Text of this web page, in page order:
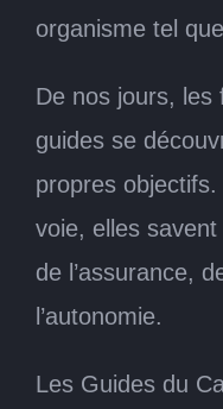
organisme tel
De nos jours, les
guides se
propres
voie, elles savent
de l’assurance,
l’autonomie.
Les Guides du